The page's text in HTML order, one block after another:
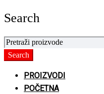
Search
PROIZVODI
POČETNA